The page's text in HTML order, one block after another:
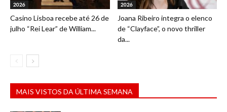
2026
Casino Lisboa recebe até 26 de
julho “Rei Lear” de William...
2026
Joana Ribeiro integra o elenco
de “Clayface”, o novo thriller
da...
MAIS VISTOS DA ÚLTIMA SEMANA